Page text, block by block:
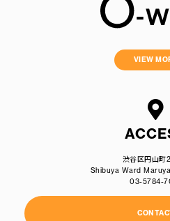
VIEW
渋谷区円山町
Shibuya Ward
03-5784-